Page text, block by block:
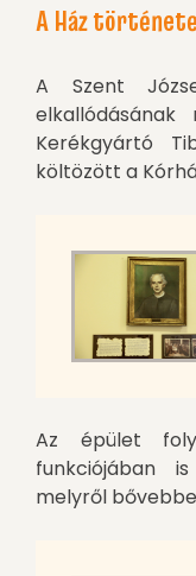
A Ház története
A Szent
elkallódásának
Kerékgyártó
költözött a
Az épület
funkciójában
melyről